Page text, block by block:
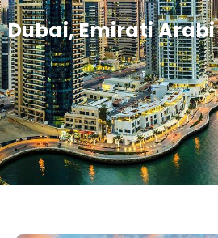
Dubai, Emirati